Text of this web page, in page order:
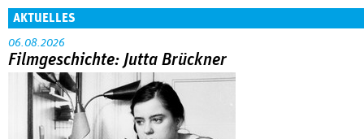
AKTUELLES
06.08.2026
Filmgeschichte: Jutta Brückner